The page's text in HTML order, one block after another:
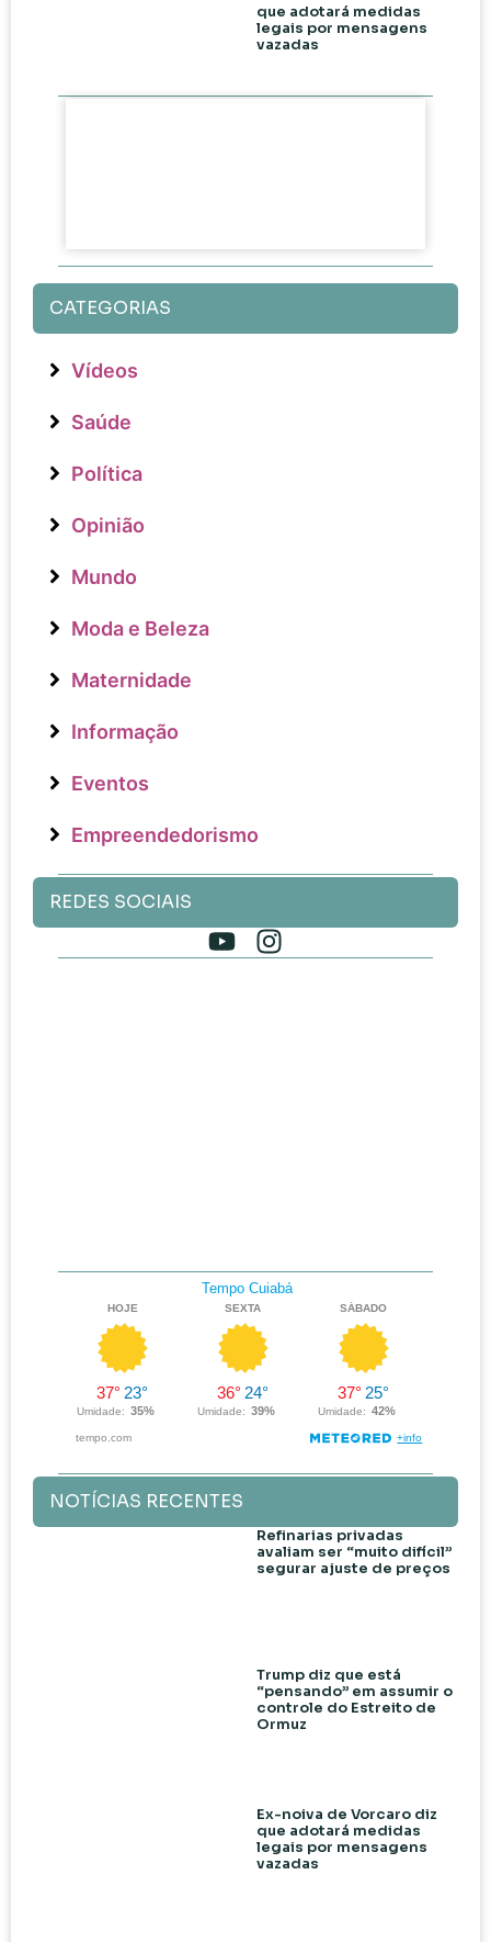
que adotará medidas
legais por mensagens
vazadas
CATEGORIAS
Vídeos
Saúde
Política
Opinião
Mundo
Moda e Beleza
Maternidade
Informação
Eventos
Empreendedorismo
REDES SOCIAIS
NOTÍCIAS RECENTES
Refinarias privadas
avaliam ser “muito difícil”
segurar ajuste de preços
Trump diz que está
“pensando” em assumir o
controle do Estreito de
Ormuz
Ex-noiva de Vorcaro diz
que adotará medidas
legais por mensagens
vazadas